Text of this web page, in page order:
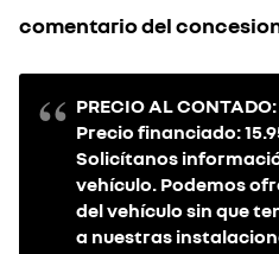
comentario del
PRECIO AL
Precio financiado:
Solicítanos
vehículo. Podemos
del vehículo sin que
a nuestras